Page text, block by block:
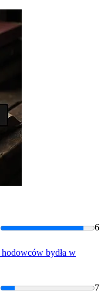
6
hodowców bydła w
7